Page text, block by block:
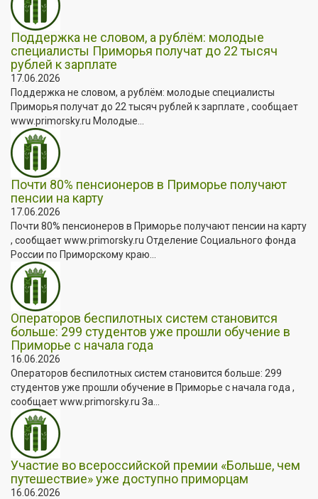
Поддержка не словом, а рублём: молодые
специалисты Приморья получат до 22 тысяч
рублей к зарплате
17.06.2026
Поддержка не словом, а рублём: молодые специалисты
Приморья получат до 22 тысяч рублей к зарплате , сообщает
www.primorsky.ru Молодые...
Почти 80% пенсионеров в Приморье получают
пенсии на карту
17.06.2026
Почти 80% пенсионеров в Приморье получают пенсии на карту
, сообщает www.primorsky.ru Отделение Социального фонда
России по Приморскому краю...
Операторов беспилотных систем становится
больше: 299 студентов уже прошли обучение в
Приморье с начала года
16.06.2026
Операторов беспилотных систем становится больше: 299
студентов уже прошли обучение в Приморье с начала года ,
сообщает www.primorsky.ru За...
Участие во всероссийской премии «Больше, чем
путешествие» уже доступно приморцам
16.06.2026